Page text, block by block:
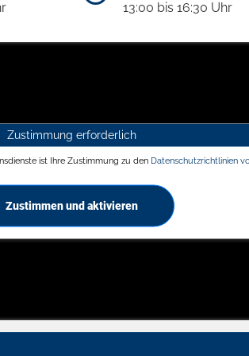
13:00 bis 16:30 Uhr
Zustimmung erforderlich
ist Ihre Zustimmung zu den Datenschutzrichtlinien
Zustimmen und aktivieren